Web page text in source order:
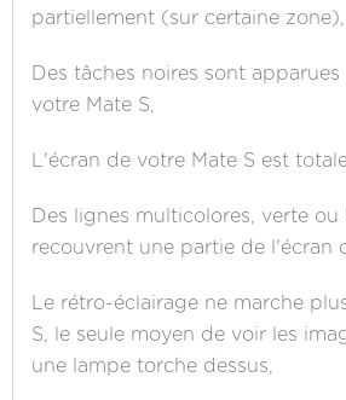
partiellement (sur certaine zone),
Des tâches noires sont
votre Mate S,
L'écran de votre Mate S est
Des lignes multicolores, verte
recouvrent une partie de l'écran
Le rétro-éclairage ne marche
S, le seule moyen de voir les
une lampe torche dessus,